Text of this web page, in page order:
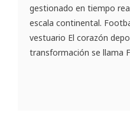
gestionado en tiempo
escala continental.
vestuario El corazón
transformación se llama